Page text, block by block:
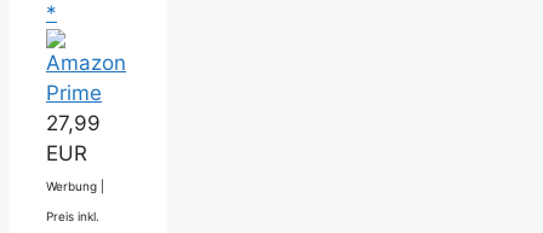
*
27,99
EUR
Werbung |
Preis inkl.